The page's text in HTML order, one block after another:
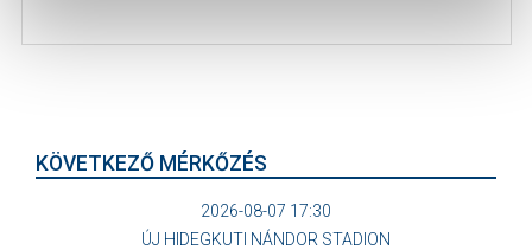
KÖVETKEZŐ MÉRKŐZÉS
2026-08-07 17:30
ÚJ HIDEGKUTI NÁNDOR STADION